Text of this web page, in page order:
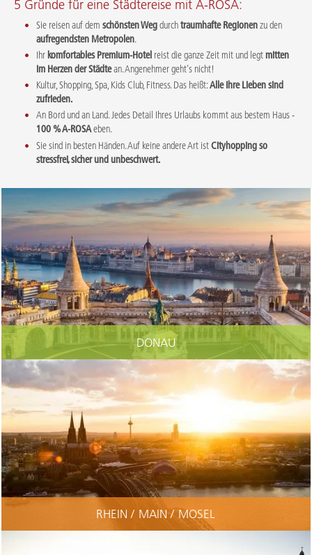
5 Gründe für eine Städtereise mit A-ROSA:
Sie reisen auf dem schönsten Wegdurchtraumhafte Regionenzu den
aufregendsten Metropolen.
Ihr komfortables Premium-Hotel reist die ganze Zeit mit und legtmitten
im Herzen der Städtean. Angenehmer geht's nicht!
Kultur, Shopping, Spa, Kids Club, Fitness. Das heißt:Alle Ihre Lieben sind
zufrieden.
An Bord und an Land. Jedes Detail Ihres Urlaubs kommt aus bestem Haus -
100 % A-ROSAeben.
Sie sind in besten Händen. Auf keine andere Art istCityhopping so
stressfrei, sicher und unbeschwert.
DONAU
RHEIN / MAIN / MOSEL